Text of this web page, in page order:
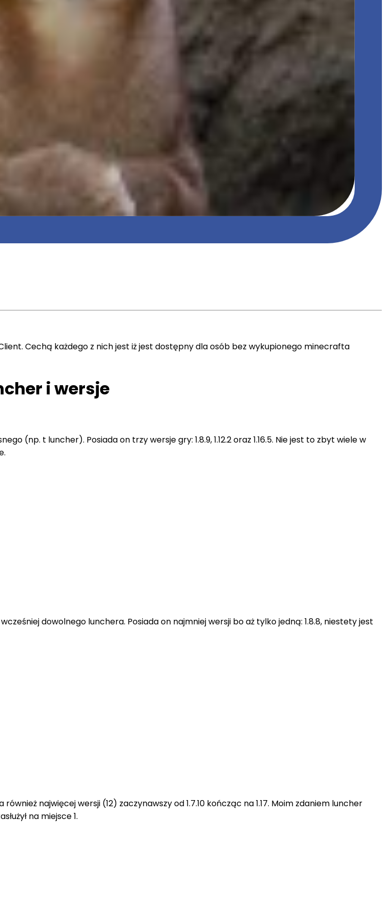
Cechą każdego z nich jest iż jest dostępny dla osób bez wykupionego minecrafta
i wersje
(np. t luncher). Posiada on trzy wersje gry: 1.8.9, 1.12.2 oraz 1.16.5. Nie jest to zbyt wiele w
dowolnego lunchera. Posiada on najmniej wersji bo aż tylko jedną: 1.8.8, niestety jest
najwięcej wersji (12) zaczynawszy od 1.7.10 kończąc na 1.17. Moim zdaniem luncher
na miejsce 1.